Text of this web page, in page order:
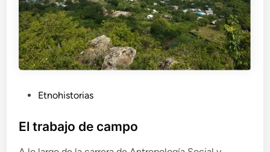
b
Etnohistorias
El trabajo de campo